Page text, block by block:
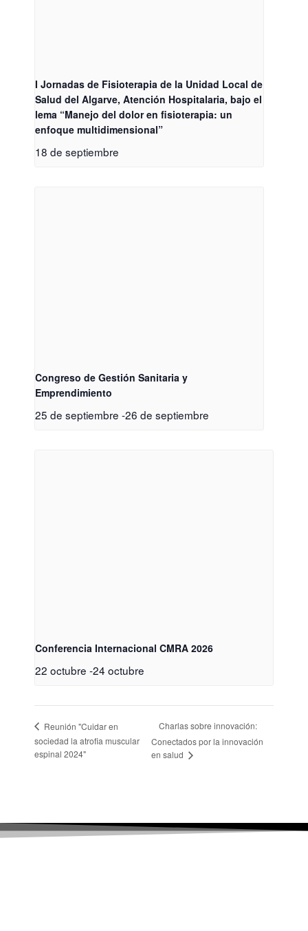
I Jornadas de Fisioterapia de la Unidad Local de
Salud del Algarve, Atención Hospitalaria, bajo el
lema “Manejo del dolor en fisioterapia: un
enfoque multidimensional”
18 de septiembre
Congreso de Gestión Sanitaria y
Emprendimiento
25 de septiembre -26 de septiembre
Conferencia Internacional CMRA 2026
22 octubre -24 octubre
Reunión "Cuidar en
sociedad la atrofia muscular
espinal 2024"
Charlas sobre innovación:
Conectados por la innovación
en salud